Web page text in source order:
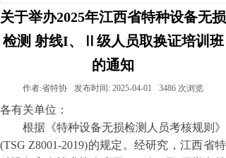
关于举办2025年江西省特种设备无损
检测 射线I、Ⅱ级人员取换证培训班
的通知
作者:省特协 发布时间: 2025-04-01 3486 次浏览
各有关单位：
根据《特种设备无损检测人员考核规则》
(TSG Z8001-2019)的规定。经研究，江西省特